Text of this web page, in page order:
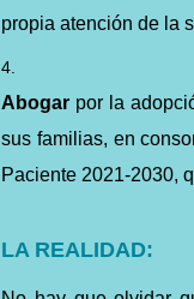
propia atención de la
Abogar por la
sus familias, en
Paciente 2021-2030,
LA REALIDAD: